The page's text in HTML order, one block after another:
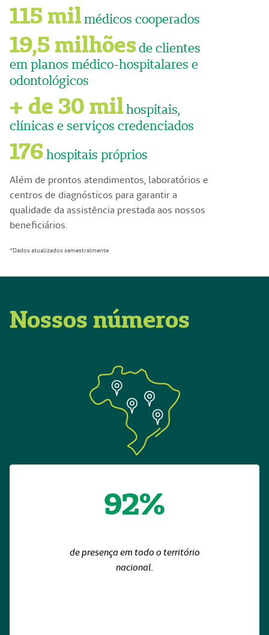
115 milmédicos cooperados
19,5 milhõesde clientes
em planos médico-hospitalares e
odontológicos
+ de 30 milhospitais,
clínicas e serviços credenciados
176hospitais próprios
Além de prontos atendimentos, laboratórios e
centros de diagnósticos para garantir a
qualidade da assistência prestada aos nossos
beneficiários.
*Dados atualizados semestralmente
Nossos números
92%
de presença em todo o território
nacional.